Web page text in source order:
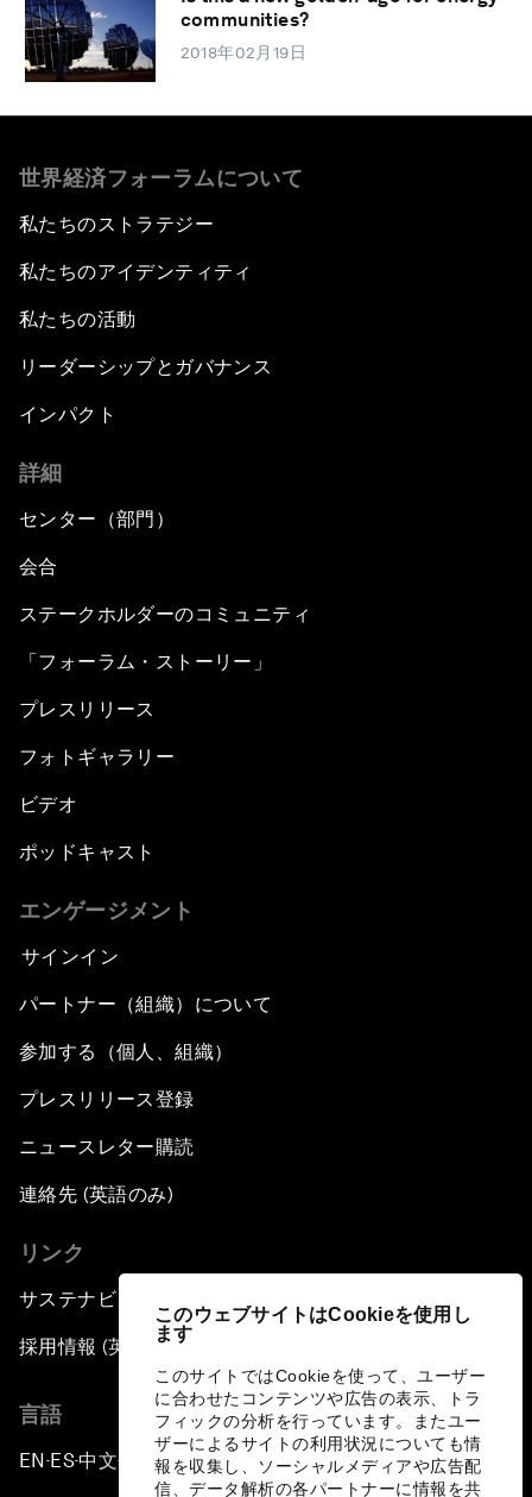
このウェブサイトはCookieを使用し
ます
このサイトではCookieを使って、ユーザー
に合わせたコンテンツや広告の表示、トラ
フィックの分析を行っています。またユー
ザーによるサイトの利用状況についても情
報を収集し、ソーシャルメディアや広告配
信、データ解析の各パートナーに情報を共
communities?
2018年02月19日
世界経済フォーラムについて
私たちのストラテジー
私たちのアイデンティティ
私たちの活動
リーダーシップとガバナンス
インパクト
詳細
センター（部門）
会合
ステークホルダーのコミュニティ
「フォーラム・ストーリー」
プレスリリース
フォトギャラリー
ビデオ
ポッドキャスト
エンゲージメント
サインイン
パートナー（組織）について
参加する（個人、組織）
プレスリリース登録
ニュースレター購読
連絡先 (英語のみ)
リンク
サステナビリティへの取り組み
採用情報 (英語のみ)
言語
EN ▪ES▪中文▪ 日本語